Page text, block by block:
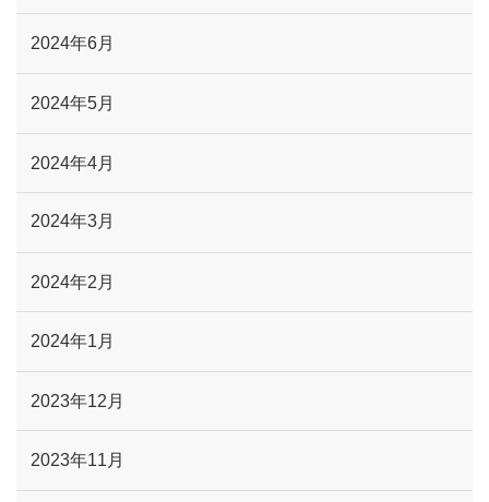
2024年6月
2024年5月
2024年4月
2024年3月
2024年2月
2024年1月
2023年12月
2023年11月